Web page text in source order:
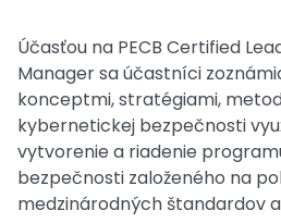
Účasťou na PECB Certified
Manager sa účastníci
konceptmi, stratégiami,
kybernetickej bezpečnosti
vytvorenie a riadenie
bezpečnosti založeného na
medzinárodných štandardov